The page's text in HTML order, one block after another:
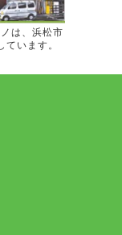
は、浜松市
います。